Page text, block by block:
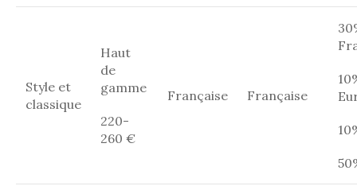
Style et
classique
Haut
de
gamme
220-
260 €
Française Française